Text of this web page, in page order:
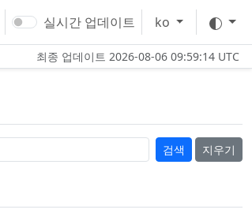
실시간 업데이트 ko 테마
최종 업데이트 2026-08-06 09:59:14 UTC
지우기